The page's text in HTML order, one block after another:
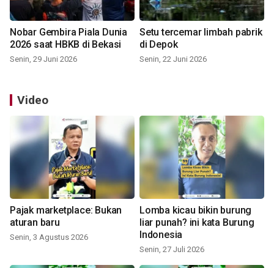
Nobar Gembira Piala Dunia
2026 saat HBKB di Bekasi
Senin, 29 Juni 2026
Setu tercemar limbah pabrik
di Depok
Senin, 22 Juni 2026
Video
Pajak marketplace: Bukan
aturan baru
Senin, 3 Agustus 2026
Lomba kicau bikin burung
liar punah? ini kata Burung
Indonesia
Senin, 27 Juli 2026